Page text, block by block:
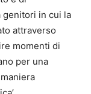
in cui la
attraverso
momenti di
per una